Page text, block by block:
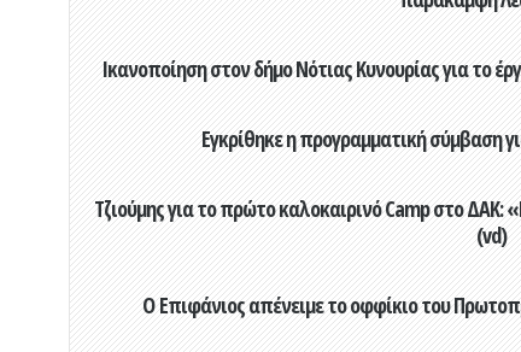
Ικανοποίηση στον δήμο Νότιας Κυνουρίας για το
Εγκρίθηκε η προγραμματική σύμβαση
Τζιούμης για το πρώτο καλοκαιρινό Camp στο ΔΑΚ:
(vd)
Ο Επιφάνιος απένειμε το οφφίκιο του